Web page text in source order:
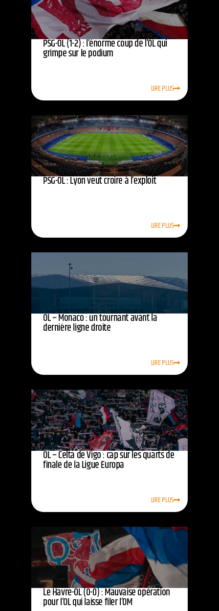
PSG-OL (1-2) : l’énorme coup de l’OL qui
grimpe sur le podium
LIRE PLUS
PSG-OL : Lyon veut croire à l’exploit
LIRE PLUS
OL – Monaco : un tournant avant la
dernière ligne droite
LIRE PLUS
OL – Celta de Vigo : cap sur les quarts de
finale de la Ligue Europa
LIRE PLUS
Le Havre-OL (0-0) : Mauvaise opération
pour l’OL qui laisse filer l’OM